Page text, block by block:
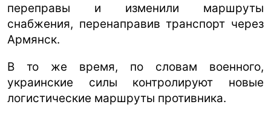
переправы и изменили маршруты
снабжения, перенаправив транспорт через
Армянск.
В то же время, по словам военного,
украинские силы контролируют новые
логистические маршруты противника.